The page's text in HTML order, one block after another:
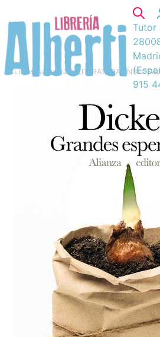
Tutor
915
Libros Narrativa/ 8. LITERATURA